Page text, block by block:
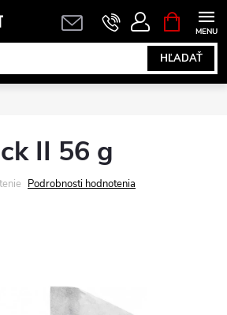
HĽADAŤ
KOŠÍK
II 56 g
Podrobnosti hodnotenia